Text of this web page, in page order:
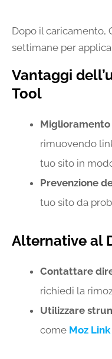
Dopo il caricamento,
settimane per
Vantaggi
Tool
Miglioramento
rimuovendo
tuo sito in
Prevenzione
tuo sito da
Alternative al
Contattare
richiedi la
Utilizzare
come Moz